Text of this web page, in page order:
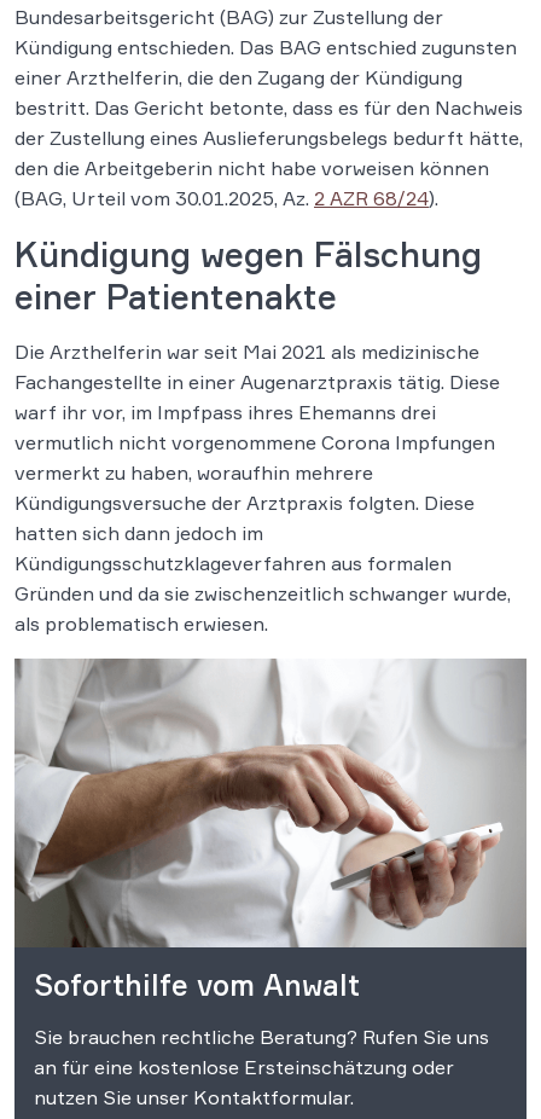
Bundesarbeitsgericht (BAG) zur Zustellung der
Kündigung entschieden. Das BAG entschied zugunsten
einer Arzthelferin, die den Zugang der Kündigung
bestritt. Das Gericht betonte, dass es für den Nachweis
der Zustellung eines Auslieferungsbelegs bedurft hätte,
den die Arbeitgeberin nicht habe vorweisen können
(BAG, Urteil vom 30.01.2025, Az. 2 AZR 68/24).
Kündigung wegen Fälschung
einer Patientenakte
Die Arzthelferin war seit Mai 2021 als medizinische
Fachangestellte in einer Augenarztpraxis tätig. Diese
warf ihr vor, im Impfpass ihres Ehemanns drei
vermutlich nicht vorgenommene Corona Impfungen
vermerkt zu haben, woraufhin mehrere
Kündigungsversuche der Arztpraxis folgten. Diese
hatten sich dann jedoch im
Kündigungsschutzklageverfahren aus formalen
Gründen und da sie zwischenzeitlich schwanger wurde,
als problematisch erwiesen.
Soforthilfe vom Anwalt
Sie brauchen rechtliche Beratung? Rufen Sie uns
an für eine kostenlose Ersteinschätzung oder
nutzen Sie unser Kontaktformular.